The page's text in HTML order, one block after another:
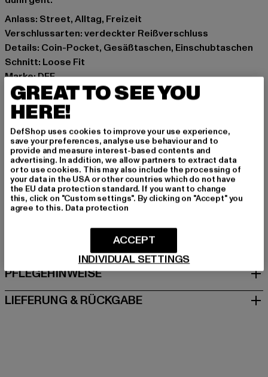
Anlass: Street, Alltag, Freizeit
Verschlussarten: verdeckter Reißverschluss
Details: Coin-Pocket, Gesäßtaschen, Einschubtaschen
Schnitt: Loose Fit
Marke: DEF
Kat.: Loose Fit Jeans
Farbe: blau
Hersteller Farbe: midblue washed
Materialzusammensetzung: 100% Baumwolle
Art.Nr: DFJS193-03638
Hersteller: TB International GmbH |info@tbint.de
Dr.-Robert-Murjahn-Straße 7 | 64372 Ober-Ramstadt |
DE
GRÖSSE & PASSFORM
PFLEGEHINWEISE
LIEFERUNG & RÜCKGABE
GREAT TO SEE YOU
HERE!
DefShop uses cookies to improve your use experience,
save your preferences, analyse use behaviour and to
provide and measure interest-based contents and
advertising. In addition, we allow partners to extract data
or to use cookies. This may also include the processing of
your data in the USA or other countries which do not have
the EU data protection standard. If you want to change
this, click on "Custom settings". By clicking on "Accept" you
agree to this. Data protection
INDIVIDUAL SETTINGS
ACCEPT